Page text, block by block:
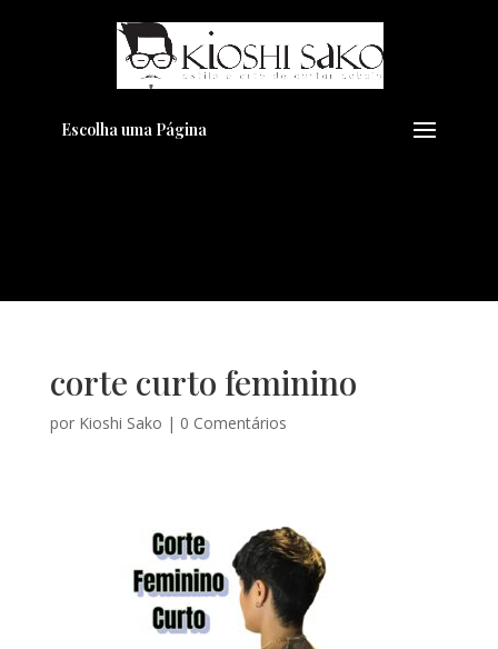
Escolha uma Página
corte curto feminino
por Kioshi Sako | 0 Comentários
Pensando em transformar seu
Visual??